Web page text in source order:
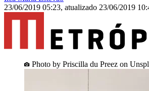
23/06/2019 05:23, atualizado 23/06/2019
Photo by Priscilla du Preez on